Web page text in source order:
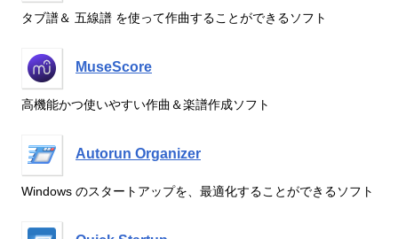
タブ譜＆ 五線譜 を使って作曲することができるソフト
MuseScore
高機能かつ使いやすい作曲＆楽譜作成ソフト
Autorun Organizer
Windows のスタートアップを、最適化することができるソフト